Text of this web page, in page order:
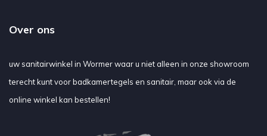
Over ons
uw sanitairwinkel in Wormer waar u niet alleen in onze showroom
terecht kunt voor badkamertegels en sanitair, maar ook via de
online winkel kan bestellen!